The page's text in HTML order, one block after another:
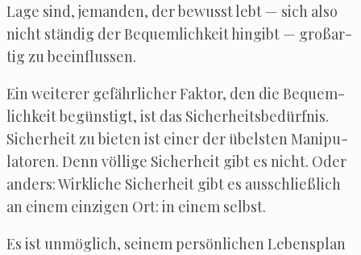
Lage sind, jeman­den, der bewusst lebt — sich also
nicht stän­dig der Bequem­lich­keit hin­gibt — groß­ar­
tig zu beeinflussen.
Ein wei­te­rer gefähr­li­cher Fak­tor, den die Bequem­
lich­keit begüns­tigt, ist das Sicher­heits­be­dürf­nis.
Sicher­heit zu bie­ten ist einer der übels­ten Mani­pu­
la­to­ren. Denn völ­li­ge Sicher­heit gibt es nicht. Oder
anders: Wirk­li­che Sicher­heit gibt es aus­schließ­lich
an einem ein­zi­gen Ort: in einem selbst.
Es ist unmög­lich, sei­nem per­sön­li­chen Lebens­plan